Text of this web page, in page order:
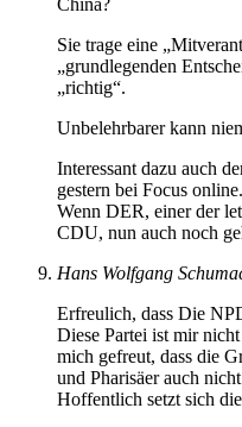
Sie trage eine
„grundlegenden
„richtig“.
Unbelehrbarer kann
Interessant dazu auch
gestern bei Focus online.
Wenn DER, einer der
CDU, nun auch noch
Hans Wolfgang
Erfreulich, dass Die
Diese Partei ist mir
mich gefreut, dass die
und Pharisäer auch
Hoffentlich setzt sich